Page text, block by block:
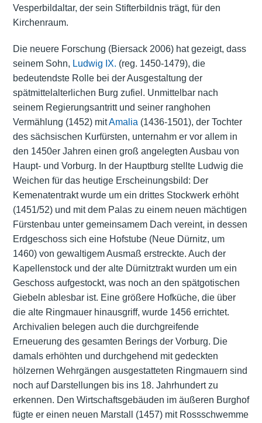
Vesperbildaltar, der sein Stifterbildnis trägt, für den
Kirchenraum.
Die neuere Forschung (Biersack 2006) hat gezeigt, dass
seinem Sohn, Ludwig IX. (reg. 1450-1479), die
bedeutendste Rolle bei der Ausgestaltung der
spätmittelalterlichen Burg zufiel. Unmittelbar nach
seinem Regierungsantritt und seiner ranghohen
Vermählung (1452) mitAmalia (1436-1501), der Tochter
des sächsischen Kurfürsten, unternahm er vor allem in
den 1450er Jahren einen groß angelegten Ausbau von
Haupt- und Vorburg. In der Hauptburg stellte Ludwig die
Weichen für das heutige Erscheinungsbild: Der
Kemenatentrakt wurde um ein drittes Stockwerk erhöht
(1451/52) und mit dem Palas zu einem neuen mächtigen
Fürstenbau unter gemeinsamem Dach vereint, in dessen
Erdgeschoss sich eine Hofstube (Neue Dürnitz, um
1460) von gewaltigem Ausmaß erstreckte. Auch der
Kapellenstock und der alte Dürnitztrakt wurden um ein
Geschoss aufgestockt, was noch an den spätgotischen
Giebeln ablesbar ist. Eine größere Hofküche, die über
die alte Ringmauer hinausgriff, wurde 1456 errichtet.
Archivalien belegen auch die durchgreifende
Erneuerung des gesamten Berings der Vorburg. Die
damals erhöhten und durchgehend mit gedeckten
hölzernen Wehrgängen ausgestatteten Ringmauern sind
noch auf Darstellungen bis ins 18. Jahrhundert zu
erkennen. Den Wirtschaftsgebäuden im äußeren Burghof
fügte er einen neuen Marstall (1457) mit Rossschwemme